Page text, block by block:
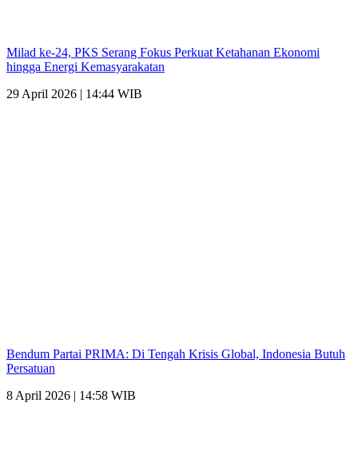
Milad ke-24, PKS Serang Fokus Perkuat Ketahanan Ekonomi
hingga Energi Kemasyarakatan
29 April 2026 | 14:44 WIB
Bendum Partai PRIMA: Di Tengah Krisis Global, Indonesia Butuh
Persatuan
8 April 2026 | 14:58 WIB